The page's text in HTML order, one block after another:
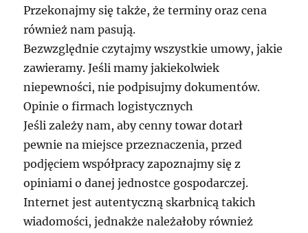
Przekonajmy się także, że terminy oraz cena
również nam pasują.
Bezwzględnie czytajmy wszystkie umowy, jakie
zawieramy. Jeśli mamy jakiekolwiek
niepewności, nie podpisujmy dokumentów.
Opinie o firmach logistycznych
Jeśli zależy nam, aby cenny towar dotarł
pewnie na miejsce przeznaczenia, przed
podjęciem współpracy zapoznajmy się z
opiniami o danej jednostce gospodarczej.
Internet jest autentyczną skarbnicą takich
wiadomości, jednakże należałoby również